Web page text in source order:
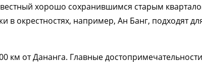
хорошо сохранившимся старым
окрестностях, например, Ан Банг, подходят
от Дананга. Главные